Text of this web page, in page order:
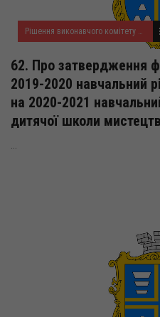
Рішення виконавчого комітету за серпень 2019 року
62. Про затвердження
2019-2020 навчальний
на 2020-2021
дитячої школи мистецтв